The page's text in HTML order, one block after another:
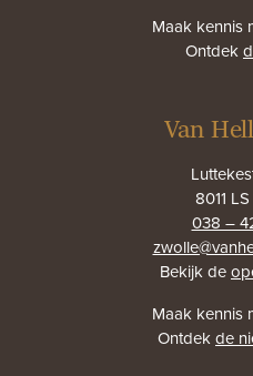
Maak kennis
Ontdek
Van
8011
038 –
Bekijk de
Maak kennis
Ontdekde